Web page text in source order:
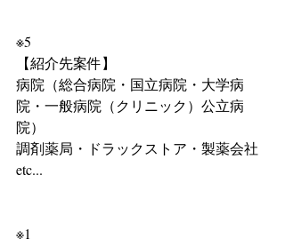
※5
【紹介先案件】
病院（総合病院・国立病院・大学病
院・一般病院（クリニック）公立病
院）
調剤薬局・ドラックストア・製薬会社
etc...
※1